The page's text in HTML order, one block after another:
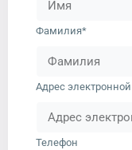
Фамилия*
Адрес
Телефон